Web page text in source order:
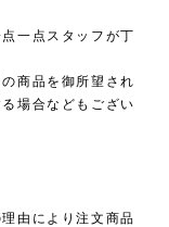
一点スタッフが丁
商品を御所望され
場合などもござい
由により注文商品